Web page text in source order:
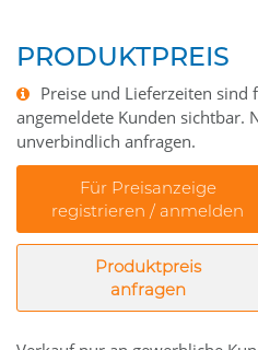
PRODUKTPREIS
Preise und Lieferzeiten
angemeldete Kunden sichtbar.
unverbindlich anfragen.
Für Preisanzeige
registrieren / anmelden
Produktpreis
anfragen